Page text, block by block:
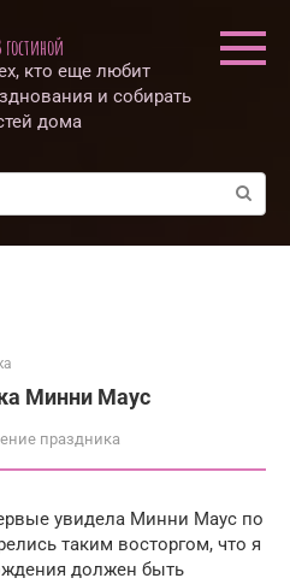
гостиной
кто еще любит
и собирать
дома
Минни Маус
праздника
увидела Минни Маус по
таким восторгом, что я
должен быть